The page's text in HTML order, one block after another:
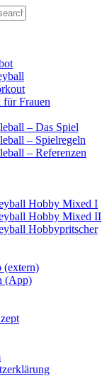
Frauen
– Das Spiel
– Spielregeln
– Referenzen
Hobby Mixed I
Hobby Mixed II
Hobbypritscher
(extern)
(App)